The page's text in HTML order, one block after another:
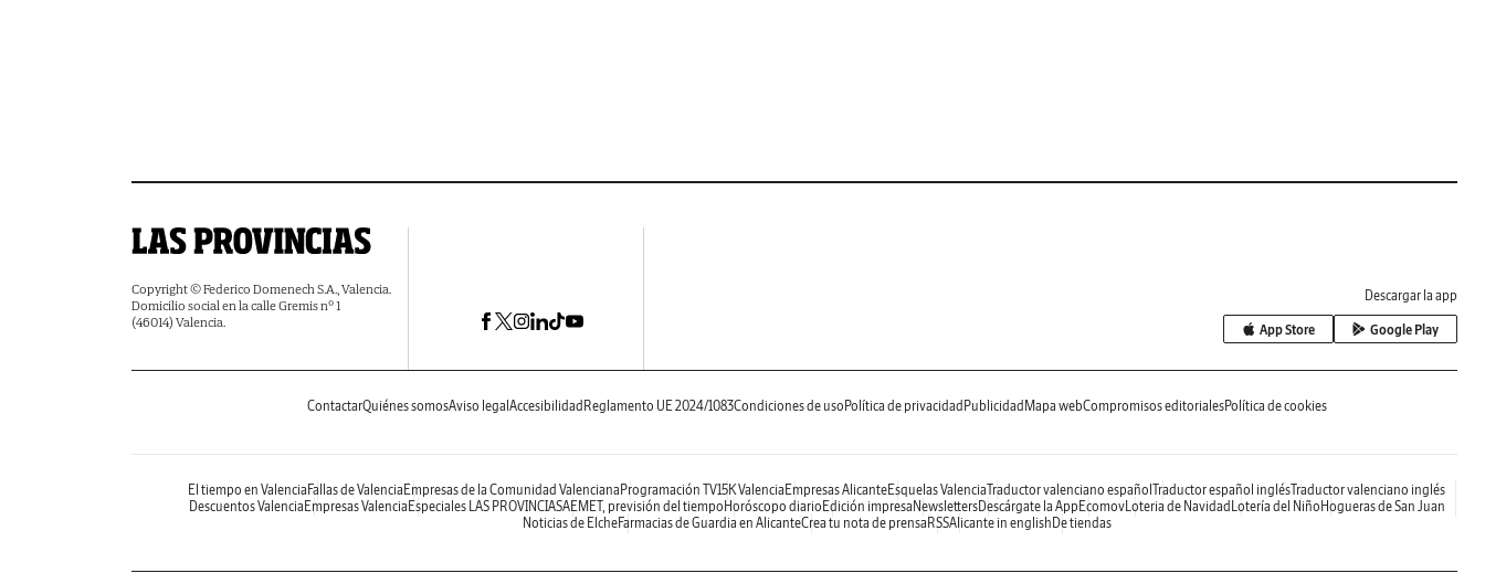
Copyright © Federico Domenech S.A., Valencia.
Domicilio social en la calle Gremis nº 1
(46014) Valencia.
Descargar la app
App Store Google Play
ContactarQuiénes somosAviso legal Accesibilidad Reglamento UE 2024/1083Condiciones de uso Política de privacidad Publicidad Mapa webCompromisos editorialesPolítica de cookies
El tiempo en Valencia Fallas de Valencia Empresas de la Comunidad Valenciana Programación TV15K Valencia Empresas AlicanteEsquelas ValenciaTraductor valenciano español Traductor español inglésTraductor valenciano inglés
Descuentos Valencia Empresas Valencia Especiales LAS PROVINCIASAEMET, previsión del tiempo Horóscopo diario Edición impresa NewslettersDescárgate la App EcomovLoteria de Navidad Lotería del Niño Hogueras de San Juan
Noticias de ElcheFarmacias de Guardia en AlicanteCrea tu nota de prensa RSSAlicante in english De tiendas